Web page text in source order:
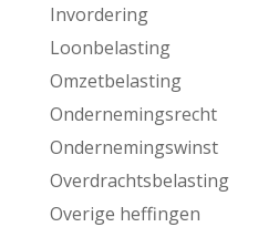
Invordering
Loonbelasting
Omzetbelasting
Ondernemingsrecht
Ondernemingswinst
Overdrachtsbelasting
Overige heffingen